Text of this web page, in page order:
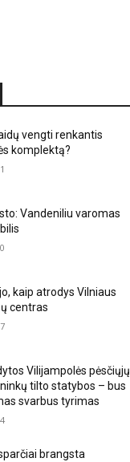
vengti renkantis
komplektą?
Vandeniliu varomas
kaip atrodys Vilniaus
centras
Vilijampolės pėsčiųjų
tilto statybos – bus
svarbus tyrimas
brangsta